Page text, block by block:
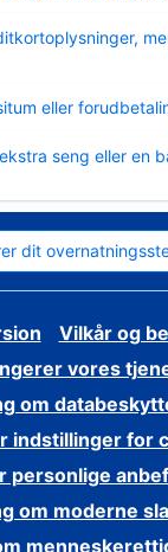
eller
seng eller en
dit
Vilkår og
vores
om
indstillinger for
personlige
om moderne